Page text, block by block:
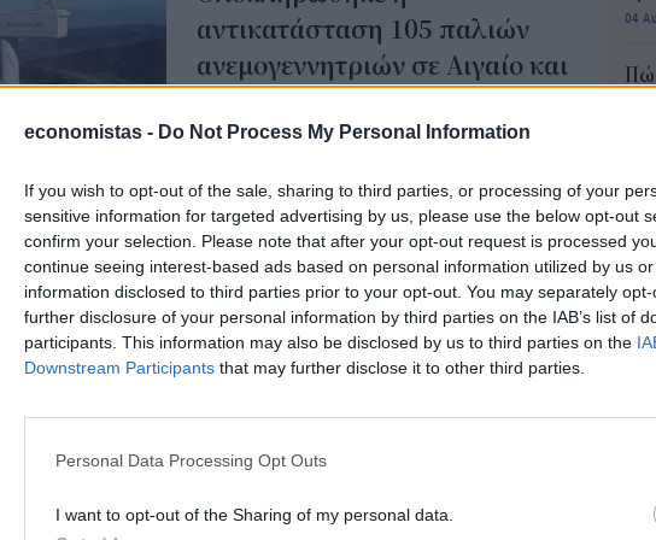
economistas - Do Not Process My Personal Information
If you wish to opt-out of the sale, sharing to third parties, or processing of your
sensitive information for targeted advertising by us, please use the below opt-out
confirm your selection. Please note that after your opt-out request is processed
continue seeing interest-based ads based on personal information utilized by us
information disclosed to third parties prior to your opt-out. You may separately
further disclosure of your personal information by third parties on the IAB’s list of
participants. This information may also be disclosed by us to third parties on the
Downstream Participants that may further disclose it to other third parties.
Personal Data Processing Opt Outs
I want to opt-out of the Sharing of my personal data.
αντικατάσταση 105 παλιών
ανεμογεννητριών σε Αιγαίο και
Το πρώτο Repowering Αιολικών Πάρκων στην
Ανανεώσιμες, η οποία προχώρησε σε
αντικατάσταση παλιών ανεμογεννητριών που
ολοκλήρωσαν τον κύκλο ζωής τους με νέες.
NEWSROOM/24 Απρ 2025
ΕΠΙΧΕΙΡΗΣΕΙΣ
Υποθαλάσσιο δίκτυο υψηλών
ταχυτήτων στο Αιγαίο με τη
συμβολή της COSMOTE
νέων υποθαλάσσιων υποδομών οπτικών ινών
στο Αιγαίο, ανέλαβε η COSMOTE, στο πλαίσιο
04
03
e-
04